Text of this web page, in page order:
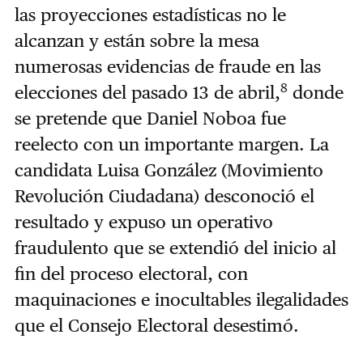
las proyecciones estadísticas no le
alcanzan y están sobre la mesa
numerosas evidencias de fraude en las
elecciones del pasado 13 de abril,8 donde
se pretende que Daniel Noboa fue
reelecto con un importante margen. La
candidata Luisa González (Movimiento
Revolución Ciudadana) desconoció el
resultado y expuso un operativo
fraudulento que se extendió del inicio al
fin del proceso electoral, con
maquinaciones e inocultables ilegalidades
que el Consejo Electoral desestimó.